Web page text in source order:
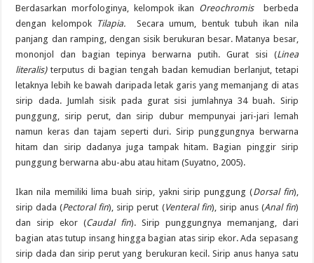
Berdasarkan morfologinya, kelompok ikan Oreochromis
berbeda
dengan kelompok Tilapia.
Secara umum, bentuk tubuh ikan nila
panjang dan ramping, dengan sisik berukuran besar. Matanya besar,
mononjol dan bagian tepinya berwarna putih. Gurat sisi (Linea
literalis)terputus di bagian tengah badan kemudian berlanjut, tetapi
letaknya lebih ke bawah daripada letak garis yang memanjang di atas
sirip dada. Jumlah sisik pada gurat sisi jumlahnya 34 buah. Sirip
punggung, sirip perut, dan sirip dubur mempunyai jari-jari lemah
namun keras dan tajam seperti duri. Sirip punggungnya berwarna
hitam dan sirip dadanya juga tampak hitam. Bagian pinggir sirip
punggung berwarna abu-abu atau hitam (Suyatno, 2005).
Ikan nila memiliki lima buah sirip, yakni sirip punggung (Dorsal fin),
sirip dada (Pectoral fin), sirip perut (Venteral fin), sirip anus (Anal fin)
dan sirip ekor (Caudal fin). Sirip punggungnya memanjang, dari
bagian atas tutup insang hingga bagian atas sirip ekor. Ada sepasang
sirip dada dan sirip perut yang berukuran kecil. Sirip anus hanya satu